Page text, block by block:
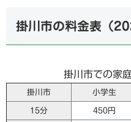
掛川市の料金表（
掛川市での家
掛川市 小学生
15分 450円